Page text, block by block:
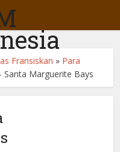
Fransiskan » Para
Santa Marguerite Bays